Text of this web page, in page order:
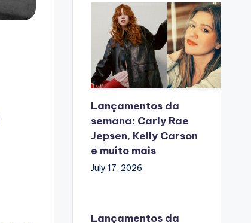
Lançamentos da
semana: Carly Rae
Jepsen, Kelly Carson
e muito mais
July 17, 2026
Lançamentos da